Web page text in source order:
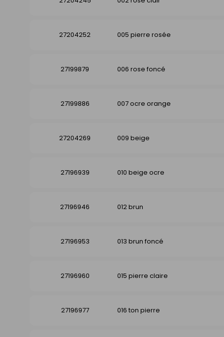
27204252 005 pierre rosée
27199879 006 rose foncé
27199886 007 ocre orange
27204269 009 beige
27196939 010 beige ocre
27196946 012 brun
27196953 013 brun foncé
27196960 015 pierre claire
27196977 016 ton pierre